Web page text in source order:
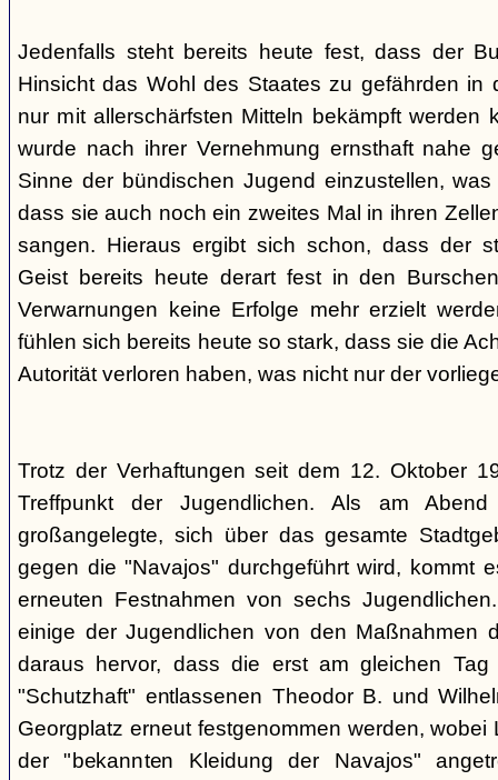
Jedenfalls steht bereits heute fest, dass der
Hinsicht das Wohl des Staates zu gefährden in
nur mit allerschärfsten Mitteln bekämpft werden
wurde nach ihrer Vernehmung ernsthaft nahe
Sinne der bündischen Jugend einzustellen,
dass sie auch noch ein zweites Mal in ihren
sangen. Hieraus ergibt sich schon, dass der
Geist bereits heute derart fest in den
Verwarnungen keine Erfolge mehr erzielt
fühlen sich bereits heute so stark, dass sie die
Autorität verloren haben, was nicht nur der
Trotz der Verhaftungen seit dem 12. Oktober
Treffpunkt der Jugendlichen. Als am
großangelegte, sich über das gesamte
gegen die "Navajos" durchgeführt wird, kommt
erneuten Festnahmen von sechs
einige der Jugendlichen von den Maßnahmen
daraus hervor, dass die erst am gleichen Tag
"Schutzhaft" entlassenen Theodor B. und
Georgplatz erneut festgenommen werden, wobei
der "bekannten Kleidung der Navajos"